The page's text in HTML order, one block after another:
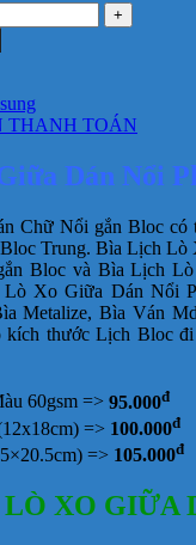
THANH TOÁN
Dán Nổi
Chữ Nổi gắn Bloc có
Trung. Bìa Lịch Lò
Bloc và Bìa Lịch
Xo Giữa Dán Nổi
Metalize, Bìa Ván
kích thước Lịch Bloc
60gsm => 95.000đ
=> 100.000đ
=> 105.000đ
XO GIỮA